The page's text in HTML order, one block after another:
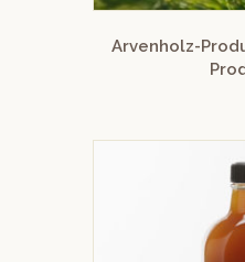
Arvenholz-